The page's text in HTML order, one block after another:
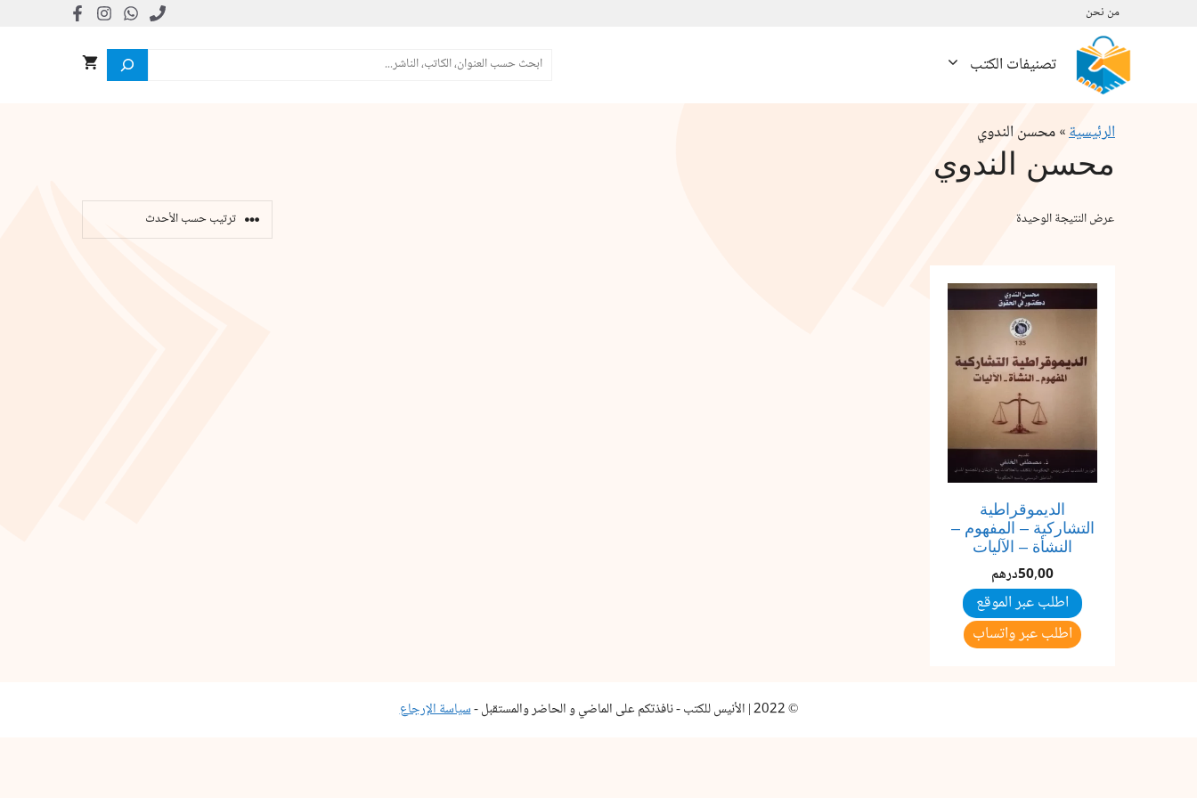
من نحن
تصنيفات الكتب البحث
الرئيسية»محسن الندوي
محسن الندوي
عرض النتيجة الوحيدة
الديموقراطية
التشاركية – المفهوم –
النشأة – الآليات
50,00درهم
اطلب عبر الموقع
اطلب عبر واتساب
© 2022 | الأنيس للكتب - نافذتكم على الماضي و الحاضر والمستقبل - سياسة الإرجاع